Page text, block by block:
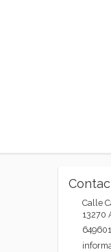
Calle
13270